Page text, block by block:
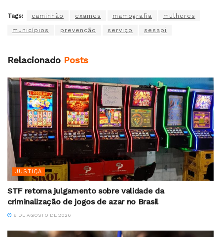
Tags: caminhão exames mamografia mulheres
municípios prevenção serviço sesapi
Relacionado Posts
JUSTIÇA
STF retoma julgamento sobre validade da
criminalização de jogos de azar no Brasil
6 DE AGOSTO DE 2026